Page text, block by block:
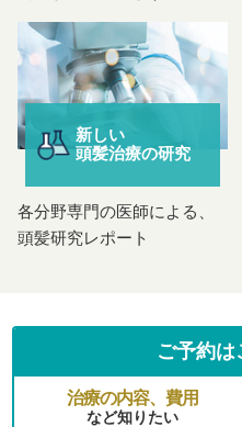
新しい
頭髪治療の研究
各分野専門の医師による、
頭髪研究レポート
ご予約は
治療の内容、費用
など知りたい